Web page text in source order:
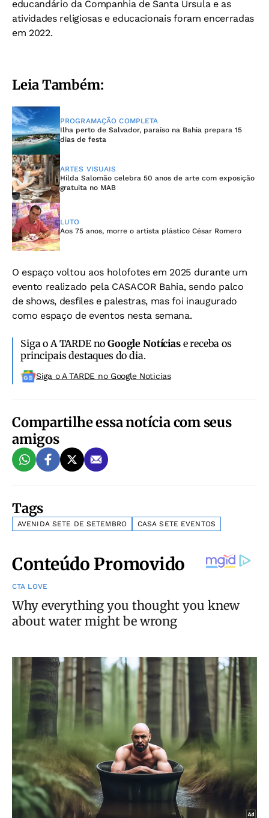
educandário da Companhia de Santa Úrsula e as
atividades religiosas e educacionais foram encerradas
em 2022.
Leia Também:
PROGRAMAÇÃO COMPLETA
Ilha perto de Salvador, paraíso na Bahia prepara 15
dias de festa
ARTES VISUAIS
Hilda Salomão celebra 50 anos de arte com exposição
gratuita no MAB
LUTO
Aos 75 anos, morre o artista plástico César Romero
O espaço voltou aos holofotes em 2025 durante um
evento realizado pela CASACOR Bahia, sendo palco
de shows, desfiles e palestras, mas foi inaugurado
como espaço de eventos nesta semana.
Siga o A TARDE noGoogle Notíciase receba os
principais destaques do dia.
Siga o A TARDE no Google Noticias
Compartilhe essa notícia com seus
amigos
Tags
AVENIDA SETE DE SETEMBRO CASA SETE EVENTOS